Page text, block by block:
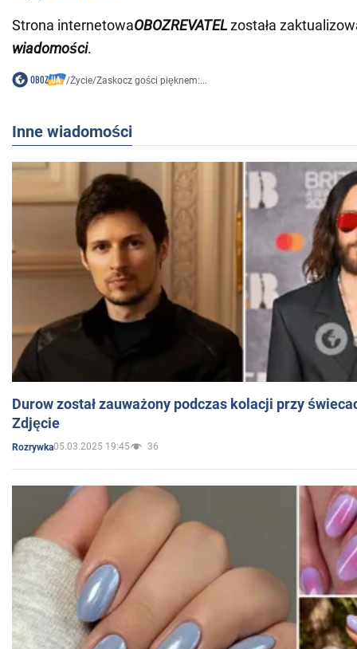
Strona internetowaOBOZREVATELzostała
wiadomości.
/Życie/Zaskocz gości pięknem:...
Inne wiadomości
Durow został zauważony podczas kolacji przy
Zdjęcie
Rozrywka05.03.2025 19:45 36